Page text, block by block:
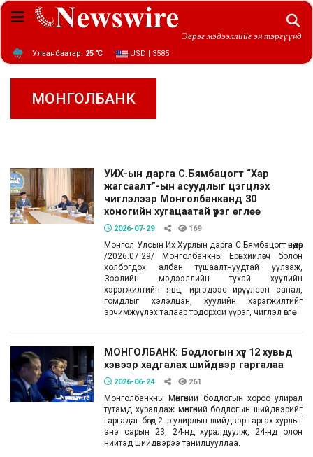
Эерэг мэдээллийг эн тэргүүнд
Улаанбаатар: 25 ℃ USD | 3585
МОНГОЛБАНК
УИХ-ын дарга С.Бямбацогт “Хар
жагсаалт”-ын асуудлыг цэгцлэх
чиглэлээр Монголбанканд 30
хоногийн хугацаатай үүрэг өглөө
2026-07-29 169
Монгол Улсын Их Хурлын дарга С.Бямбацогт өнөөдөр
/2026.07.29/ Монголбанкны Ерөнхийлөгч болон
холбогдох албан тушаалтнуудтай уулзаж,
Зээлийн мэдээллийн тухай хуулийн
хэрэгжилтийн явц, иргэдээс ирүүлсэн санал,
гомдлыг хэлэлцэн, хуулийн хэрэгжилтийг
эрчимжүүлэх талаар тодорхой үүрэг, чиглэл өглөө.
МОНГОЛБАНК: Бодлогын хүүг 12 хувьд
хэвээр хадгалах шийдвэр гаргалаа
2026-06-24 261
Монголбанкны Мөнгөний бодлогын хороо улирал
тутамд хуралдаж мөнгөний бодлогын шийдвэрийг
гаргадаг бөгөөд 2 -р улирлын шийдвэр гаргах хурлыг
энэ сарын 23, 24-нд хуралдуулж, 24-нд олон
нийтэд шийдвэрээ танилцууллаа.